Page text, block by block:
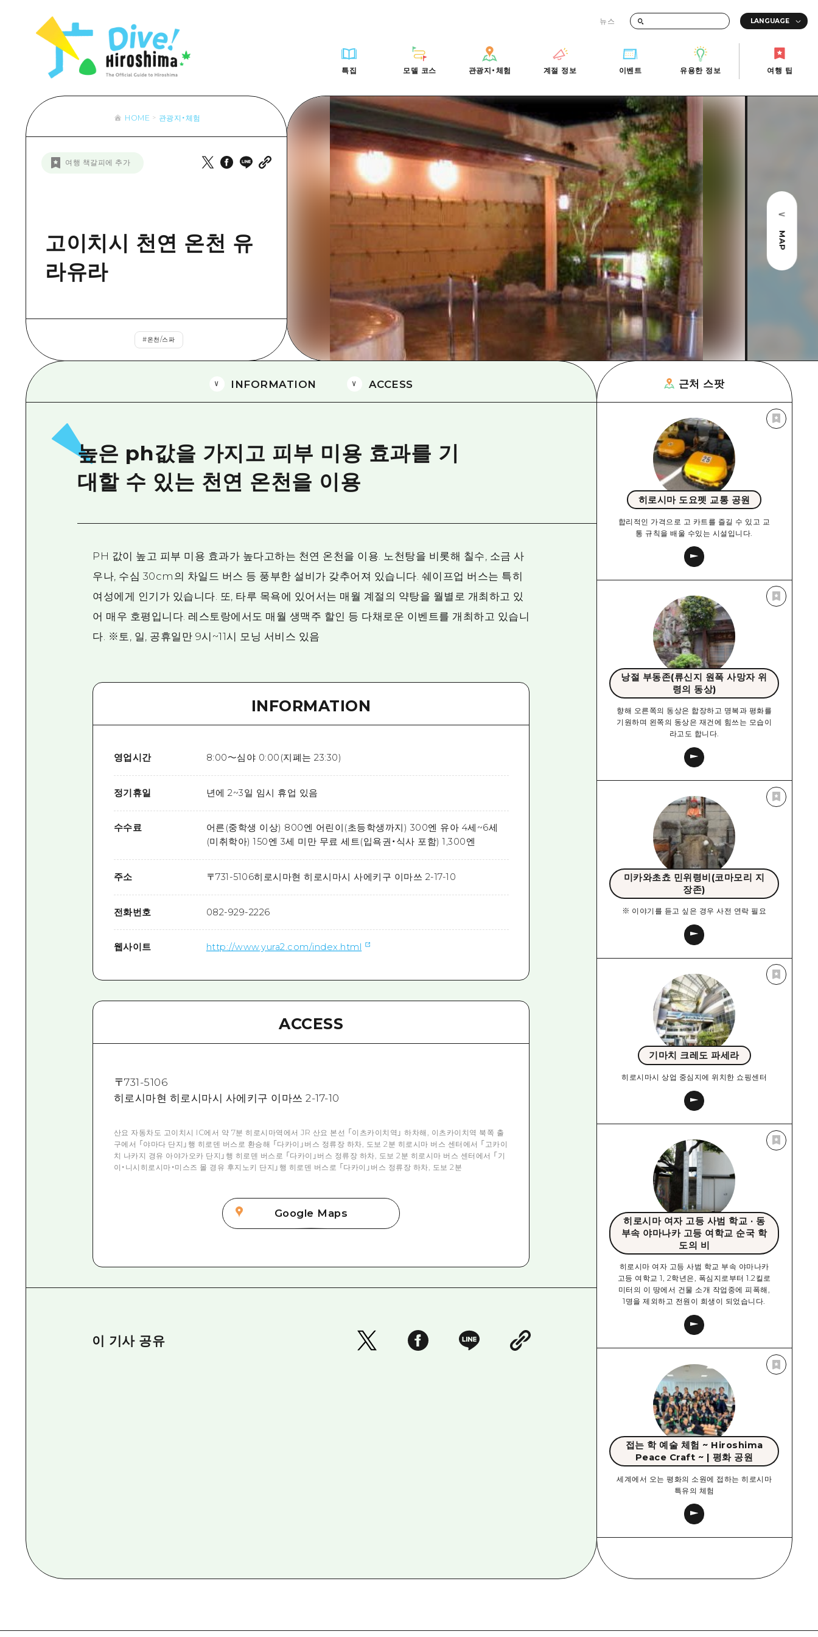
뉴스
특집
아트
사이클링
쇼핑
나이트 라이프
세계유산
배움과 체험
기준
역사/문화
치유
모델 코스
Dive! Hiroshima 공식 가이드
히로시마시 주변
아키(安芸)
빈고(備後)
비북(備北)
게이호쿠(芸北)
미야지마(宮島) 주변
야마구치(山口)현 동부
빠른 여행
당일치기
반나절
1박 2일
2박 3일
관광지・체험
목록
히로시마시 주변
아키(安芸)
빈고(備後)
비북(備北)
게이호쿠(芸北)
미야지마(宮島) 주변
야마구치(山口)현 동부
에히메(愛媛)현
시마네(島根)현
계절 정보
이벤트
유용한 정보
시설 혼잡 상황
히로시마 OMOTENASHI 패스
수하물 보관 및 배송 서비스
HIROSHIMA FREE Wi-Fi
외국인 여행자용 거리 관광안내소
자원봉사 가이드
히로시마현내 매력을 동영상으로 소개!
자주 묻는 질문
사진 다운로드
재해가 발생했을 때의 교통 정보
관광 안내 책자
여행 팁
기준
역사/문화
자연
Hiroshima Moshimo Travel
아키(安芸)
빈고(備後)
게이호쿠(芸北)
미야지마(宮島) 주변
야마구치(山口)현 동부
반나절
2박 3일
히로시마시 주변
아키(安芸)
비북(備北)
게이호쿠(芸北)
미야지마(宮島) 주변
야마구치(山口)현 동부
에히메(愛媛)현
시마네(島根)현
목록
접근
보조 트래픽 요약
외국인 여행자용 거리 관광안내소
자원봉사 가이드
자주 묻는 질문
재해가 발생했을 때의 교통 정보
관광 안내 책자
HOME 관광지・체험
여행 책갈피에 추가
고이치시 천연 온천 유
라유라
#온천/스파
MAP
INFORMATION ACCESS
높은 ph값을 가지고 피부 미용 효과를 기
대할 수 있는 천연 온천을 이용
PH 값이 높고 피부 미용 효과가 높다고하는 천연 온천을 이용. 노천탕을 비롯해 칠수, 소금 사
우나, 수심 30cm의 차일드 버스 등 풍부한 설비가 갖추어져 있습니다. 쉐이프업 버스는 특히
여성에게 인기가 있습니다. 또, 타루 목욕에 있어서는 매월 계절의 약탕을 월별로 개최하고 있
어 매우 호평입니다. 레스토랑에서도 매월 생맥주 할인 등 다채로운 이벤트를 개최하고 있습니
다. ※토, 일, 공휴일만 9시~11시 모닝 서비스 있음
INFORMATION
영업시간 8:00～심야 0:00(지폐는 23:30)
정기휴일 년에 2~3일 임시 휴업 있음
수수료
어른(중학생 이상) 800엔 어린이(초등학생까지) 300엔 유아 4세~6세
(미취학아) 150엔 3세 미만 무료 세트(입욕권・식사 포함) 1,300엔
주소 〒731-5106히로시마현 히로시마시 사에키구 이마쓰 2-17-10
전화번호 082-929-2226
웹사이트 http://www.yura2.com/index.html
ACCESS
〒731-5106
히로시마현 히로시마시 사에키구 이마쓰 2-17-10
산요 자동차도 고이치시 IC에서 약 7분 히로시마역에서 JR 산요 본선 「이츠카이치역」 하차해, 이츠카이치역 북쪽 출
구에서 「야마다 단지」행 히로덴 버스로 환승해 「다카이」버스 정류장 하차, 도보 2분 히로시마 버스 센터에서 「고카이
치 나카지 경유 아야가오카 단지」행 히로덴 버스로 「다카이」버스 정류장 하차, 도보 2분 히로시마 버스 센터에서 「기
이・니시히로시마・미스즈 몰 경유 후지노키 단지」행 히로덴 버스로 「다카이」버스 정류장 하차, 도보 2분
Google Maps
이 기사 공유
근처 스팟
히로시마 도요펫 교통 공원
합리적인 가격으로 고 카트를 즐길 수 있고 교
통 규칙을 배울 수있는 시설입니다.
낭절 부동존(류신지 원폭 사망자 위
령의 동상)
향해 오른쪽의 동상은 합장하고 명복과 평화를
기원하며 왼쪽의 동상은 재건에 힘쓰는 모습이
라고도 합니다.
미카와초쵸 민위령비(코마모리 지
장존)
※ 이야기를 듣고 싶은 경우 사전 연락 필요
기마치 크레도 파세라
히로시마시 상업 중심지에 위치한 쇼핑센터
히로시마 여자 고등 사범 학교 · 동
부속 야마나카 고등 여학교 순국 학
도의 비
히로시마 여자 고등 사범 학교 부속 야마나카
고등 여학교 1, 2학년은, 폭심지로부터 1.2킬로
미터의 이 땅에서 건물 소개 작업중에 피폭해,
1명을 제외하고 전원이 희생이 되었습니다.
접는 학 예술 체험 ~ Hiroshima
Peace Craft ~ | 평화 공원
세계에서 오는 평화의 소원에 접하는 히로시마
특유의 체험